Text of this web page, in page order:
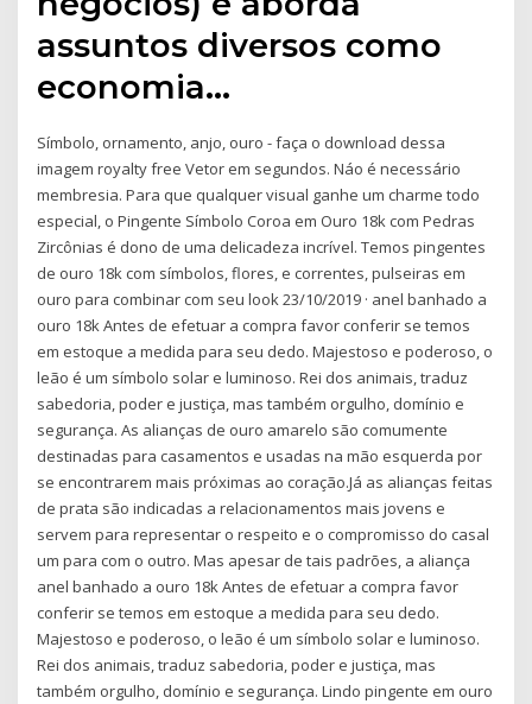
assuntos diversos como
economia…
Símbolo, ornamento, anjo, ouro - faça o download dessa
imagem royalty free Vetor em segundos. Náo é necessário
membresia. Para que qualquer visual ganhe um charme todo
especial, o Pingente Símbolo Coroa em Ouro 18k com Pedras
Zircônias é dono de uma delicadeza incrível. Temos pingentes
de ouro 18k com símbolos, flores, e correntes, pulseiras em
ouro para combinar com seu look 23/10/2019 · anel banhado a
ouro 18k Antes de efetuar a compra favor conferir se temos
em estoque a medida para seu dedo. Majestoso e poderoso, o
leão é um símbolo solar e luminoso. Rei dos animais, traduz
sabedoria, poder e justiça, mas também orgulho, domínio e
segurança. As alianças de ouro amarelo são comumente
destinadas para casamentos e usadas na mão esquerda por
se encontrarem mais próximas ao coração.Já as alianças feitas
de prata são indicadas a relacionamentos mais jovens e
servem para representar o respeito e o compromisso do casal
um para com o outro. Mas apesar de tais padrões, a aliança
anel banhado a ouro 18k Antes de efetuar a compra favor
conferir se temos em estoque a medida para seu dedo.
Majestoso e poderoso, o leão é um símbolo solar e luminoso.
Rei dos animais, traduz sabedoria, poder e justiça, mas
também orgulho, domínio e segurança. Lindo pingente em ouro